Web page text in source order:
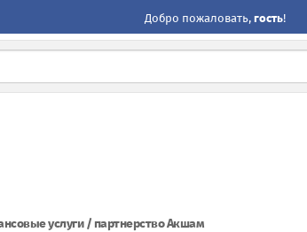
Добро пожаловать, гость!
услуги / партнерство Акшам